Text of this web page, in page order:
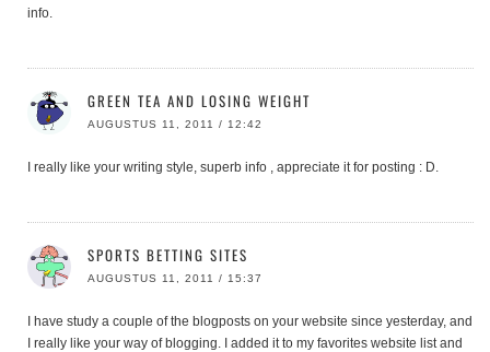
info.
GREEN TEA AND LOSING WEIGHT
AUGUSTUS 11, 2011 / 12:42
I really like your writing style, superb info , appreciate it for posting : D.
SPORTS BETTING SITES
AUGUSTUS 11, 2011 / 15:37
I have study a couple of the blogposts on your website since yesterday, and
I really like your way of blogging. I added it to my favorites website list and